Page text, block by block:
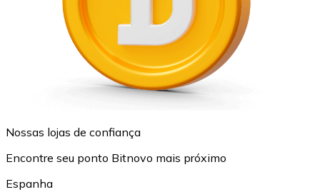
Nossas lojas de confiança
Encontre seu ponto Bitnovo mais próximo
Espanha